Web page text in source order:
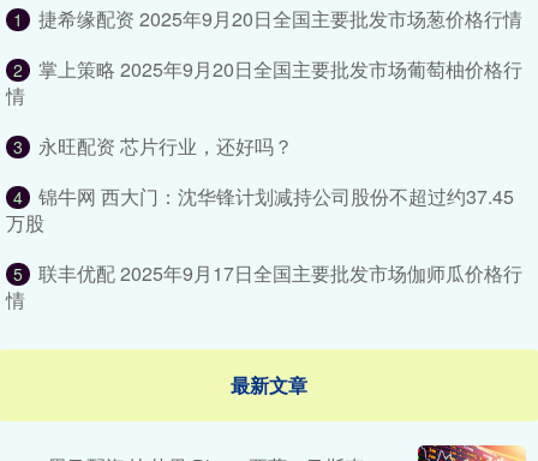
1 捷希缘配资 2025年9月20日全国主要批发市场葱价格行情
2
掌上策略 2025年9月20日全国主要批发市场葡萄柚价格行
情
3 永旺配资 芯片行业，还好吗？
4
锦牛网 西大门：沈华锋计划减持公司股份不超过约37.45
万股
5
联丰优配 2025年9月17日全国主要批发市场伽师瓜价格行
情
最新文章